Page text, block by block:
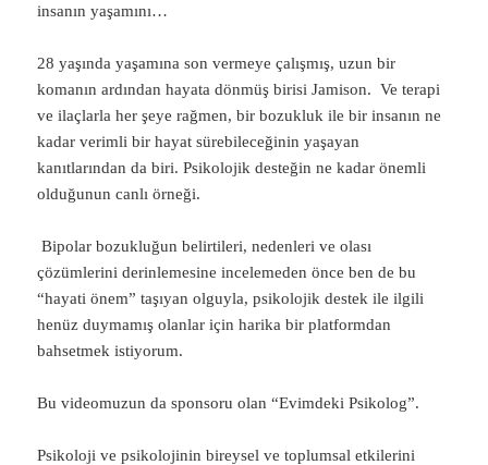
insanın yaşamını…
28 yaşında yaşamına son vermeye çalışmış, uzun bir
komanın ardından hayata dönmüş birisi Jamison. Ve terapi
ve ilaçlarla her şeye rağmen, bir bozukluk ile bir insanın ne
kadar verimli bir hayat sürebileceğinin yaşayan
kanıtlarından da biri. Psikolojik desteğin ne kadar önemli
olduğunun canlı örneği.
Bipolar bozukluğun belirtileri, nedenleri ve olası
çözümlerini derinlemesine incelemeden önce ben de bu
“hayati önem” taşıyan olguyla, psikolojik destek ile ilgili
henüz duymamış olanlar için harika bir platformdan
bahsetmek istiyorum.
Bu videomuzun da sponsoru olan “Evimdeki Psikolog”.
Psikoloji ve psikolojinin bireysel ve toplumsal etkilerini